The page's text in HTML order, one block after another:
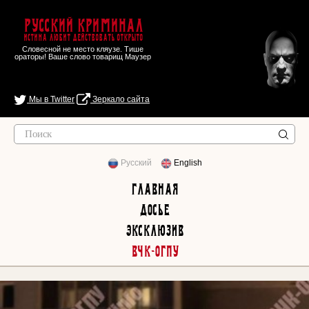
Русский Криминал
Истина любит действовать открыто
Словесной не место кляузе. Тише
ораторы! Ваше слово товарищ Маузер
Мы в Twitter Зеркало сайта
Русский English
Главная
Досье
Эксклюзив
ВЧК-ОГПУ